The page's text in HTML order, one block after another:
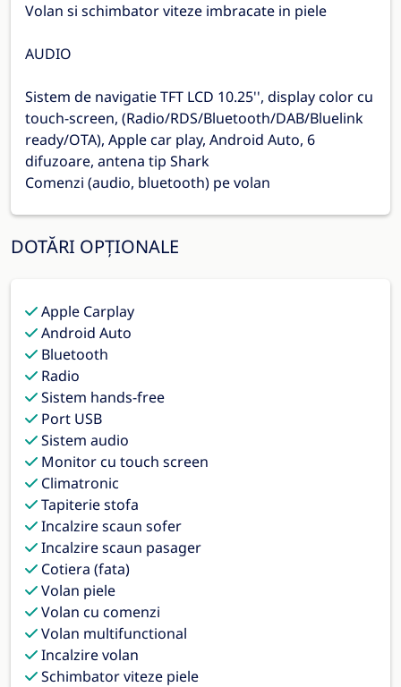
Volan si schimbator viteze imbracate in piele
AUDIO
Sistem de navigatie TFT LCD 10.25'', display color cu
touch-screen, (Radio/RDS/Bluetooth/DAB/Bluelink
ready/OTA), Apple car play, Android Auto, 6
difuzoare, antena tip Shark
Comenzi (audio, bluetooth) pe volan
DOTĂRI OPȚIONALE
Apple Carplay
Android Auto
Bluetooth
Radio
Sistem hands-free
Port USB
Sistem audio
Monitor cu touch screen
Climatronic
Tapiterie stofa
Incalzire scaun sofer
Incalzire scaun pasager
Cotiera (fata)
Volan piele
Volan cu comenzi
Volan multifunctional
Incalzire volan
Schimbator viteze piele